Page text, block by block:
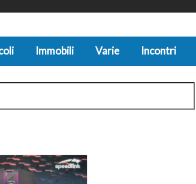
Immobili Varie Incontri